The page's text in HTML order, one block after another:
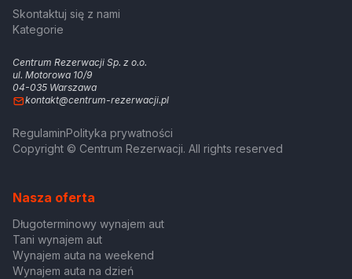
Skontaktuj się z nami
Kategorie
Centrum Rezerwacji Sp. z o.o.
ul. Motorowa 10/9
04-035 Warszawa
kontakt@centrum-rezerwacji.pl
Copyright © Centrum Rezerwacji. All rights reserved
RegulaminPolityka prywatności
Nasza oferta
Długoterminowy wynajem aut
Tani wynajem aut
Wynajem auta na weekend
Wynajem auta na dzień